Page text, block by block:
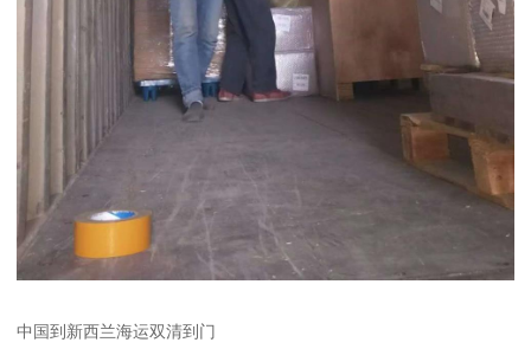
中国到新西兰海运双清到门